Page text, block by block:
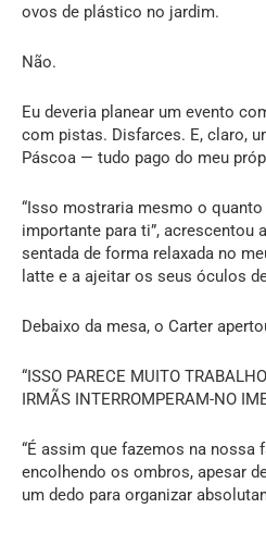
ovos de plástico no jardim.
Não.
Eu deveria planear um evento
com pistas. Disfarces. E, claro,
Páscoa — tudo pago do meu
“Isso mostraria mesmo o
importante para ti”, acrescentou
sentada de forma relaxada no
latte e a ajeitar os seus óculos
Debaixo da mesa, o Carter
“ISSO PARECE MUITO
IRMÃS INTERROMPERAM-NO
“É assim que fazemos na nossa
encolhendo os ombros, apesar
um dedo para organizar